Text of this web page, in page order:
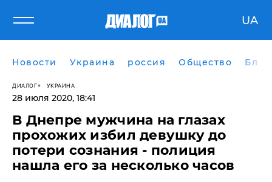
UA
Новости Украина россия Общество
ДИАЛОГ УКРАИНА
28 июля 2020, 18:41
​В Днепре мужчина на глазах
прохожих избил девушку до
потери сознания - полиция
нашла его за несколько часов